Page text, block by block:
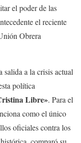
el poder de las
el reciente
Obrera
salida a la crisis actual
política
Libre». Para el
como el único
oficiales contra los